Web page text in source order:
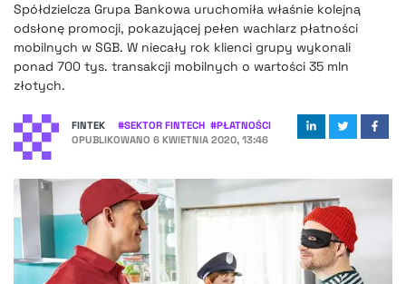
FINTEKEXTRA
OKIEM EKSPERTA
Spółdzielcza Grupa Bankowa uruchomiła właśnie kolejną
odsłonę promocji, pokazującej pełen wachlarz płatności
mobilnych w SGB. W niecały rok klienci grupy wykonali
ponad 700 tys. transakcji mobilnych o wartości 35 mln
złotych.
FINTEK #SEKTOR FINTECH #PŁATNOŚCI
OPUBLIKOWANO 6 KWIETNIA 2020, 13:46